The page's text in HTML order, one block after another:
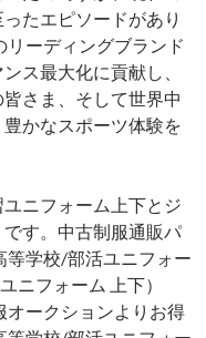
たエピソードがあり
リーディングブランド
ス最大化に貢献し、
さま、そして世界中
かなスポーツ体験を
ニフォーム上下とジ
す。中古制服通販パ
等学校/部活ユニフォー
ニフォーム 上下）
ークションよりお得